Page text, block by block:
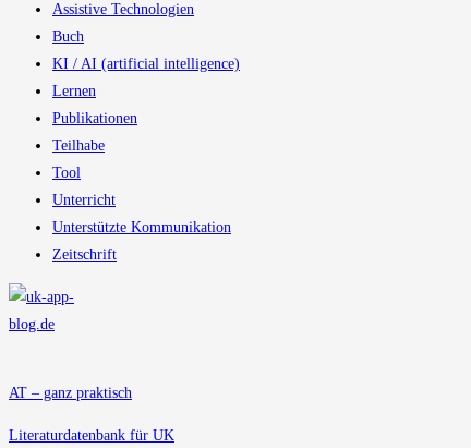
Assistive Technologien
Buch
KI / AI (artificial intelligence)
Lernen
Publikationen
Teilhabe
Tool
Unterricht
Unterstützte Kommunikation
Zeitschrift
AT – ganz praktisch
Literaturdatenbank für UK